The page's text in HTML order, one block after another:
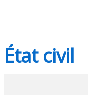
État civil